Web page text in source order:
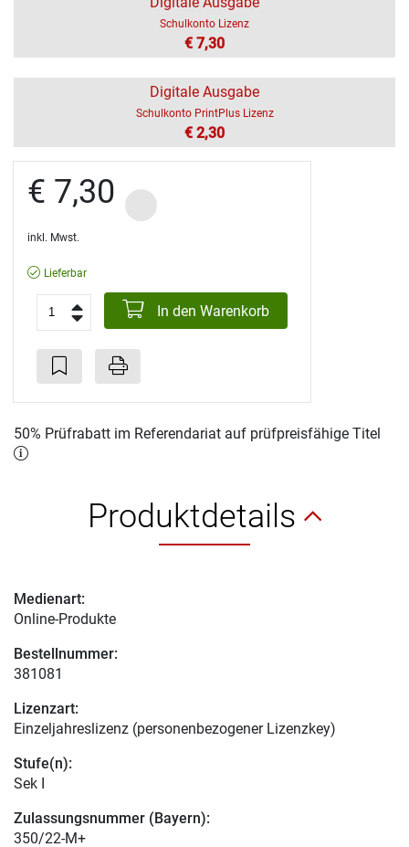
Schulkonto Lizenz
€ 7,30
Digitale Ausgabe
Schulkonto PrintPlus Lizenz
€ 2,30
€ 7,30
inkl. Mwst.
Lieferbar
In den Warenkorb
50% Prüfrabatt im Referendariat auf prüfpreisfähige Titel
Produktdetails
Medienart:
Online-Produkte
Bestellnummer:
381081
Lizenzart:
Einzeljahreslizenz (personenbezogener Lizenzkey)
Stufe(n):
Sek I
Zulassungsnummer (Bayern):
350/22-M+